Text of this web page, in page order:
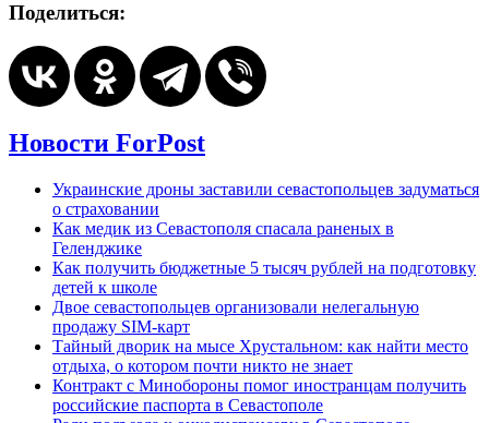
Поделиться:
Новости ForPost
Украинские дроны заставили севастопольцев задуматься
о страховании
Как медик из Севастополя спасала раненых в
Геленджике
Как получить бюджетные 5 тысяч рублей на подготовку
детей к школе
Двое севастопольцев организовали нелегальную
продажу SIM-карт
Тайный дворик на мысе Хрустальном: как найти место
отдыха, о котором почти никто не знает
Контракт с Минобороны помог иностранцам получить
российские паспорта в Севастополе